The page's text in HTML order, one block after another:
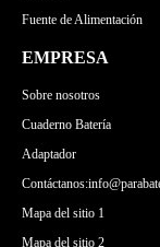
Fuente de Alimentación
EMPRESA
Sobre nosotros
Cuaderno Batería
Adaptador
Mapa del sitio 1
Mapa del sitio 2